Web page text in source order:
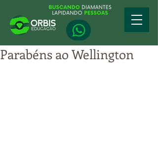
Parabéns ao Wellington